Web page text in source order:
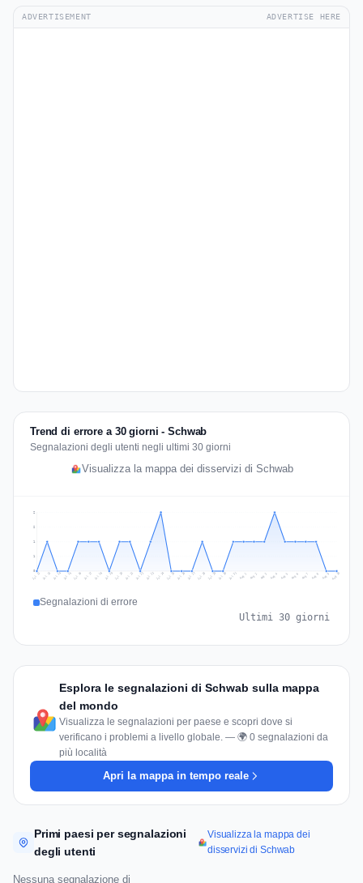
ADVERTISEMENT ADVERTISE HERE
Trend di errore a 30 giorni - Schwab
Segnalazioni degli utenti negli ultimi 30 giorni
Visualizza la mappa dei disservizi di Schwab
1
1
2
2
Jul 12 Jul 13 Jul 14 Jul 15 Jul 16 Jul 17 Jul 18 Jul 19 Jul 20 Jul 21 Jul 22 Jul 23 Jul 24 Jul 25 Jul 26 Jul 27 Jul 28 Jul 29 Jul 30 Jul 31 Aug 1 Aug 2 Aug 3 Aug 4 Aug 5 Aug 6 Aug 7 Aug 8 Aug 9 Aug 10
Segnalazioni di errore
Ultimi 30 giorni
Esplora le segnalazioni di Schwab sulla mappa
del mondo
Visualizza le segnalazioni per paese e scopri dove si
verificano i problemi a livello globale. — 🌍 0 segnalazioni da
più località
Apri la mappa in tempo reale
Primi paesi per segnalazioni
degli utenti
Visualizza la mappa dei
disservizi di Schwab
Nessuna segnalazione di